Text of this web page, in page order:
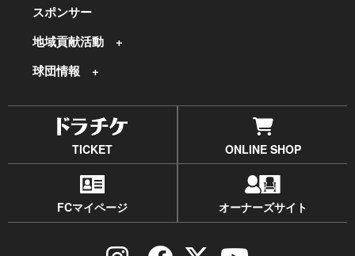
スポンサー
地域貢献活動
球団情報
TICKET ONLINE SHOP
FCマイページ オーナーズサイト